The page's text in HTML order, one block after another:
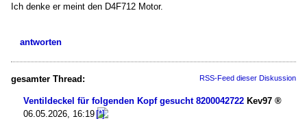
Ich denke er meint den D4F712 Motor.
antworten
gesamter Thread: RSS-Feed dieser Diskussion
Ventildeckel für folgenden Kopf gesucht 8200042722 Kev97
06.05.2026, 16:19